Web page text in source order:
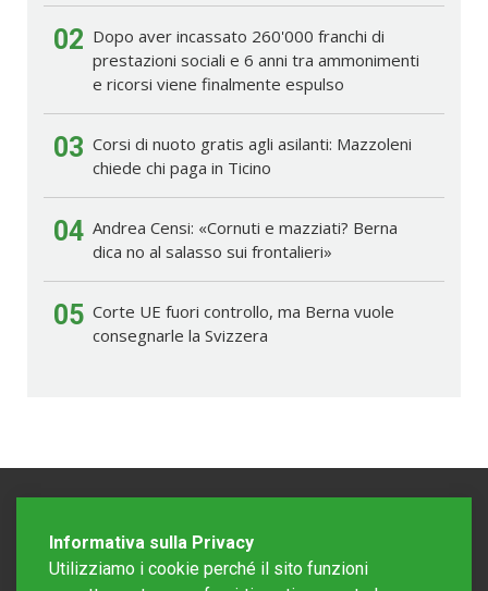
02 Dopo aver incassato 260'000 franchi di
prestazioni sociali e 6 anni tra ammonimenti
e ricorsi viene finalmente espulso
03 Corsi di nuoto gratis agli asilanti: Mazzoleni
chiede chi paga in Ticino
04 Andrea Censi: «Cornuti e mazziati? Berna
dica no al salasso sui frontalieri»
05 Corte UE fuori controllo, ma Berna vuole
consegnarle la Svizzera
Informativa sulla Privacy
Utilizziamo i cookie perché il sito funzioni